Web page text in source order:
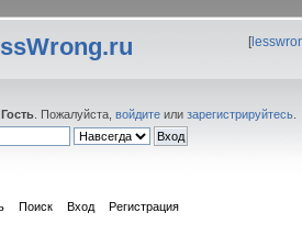
[
Гость . Пожалуйста, войдите или зарегистрируйтесь
Поиск Вход Регистрация